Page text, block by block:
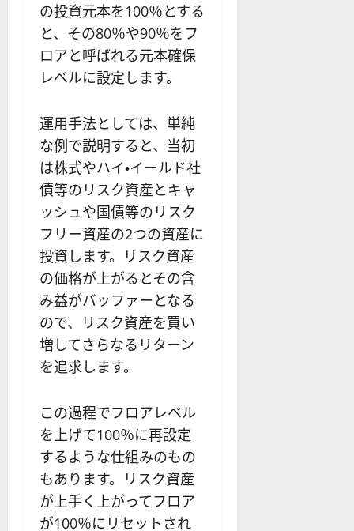
の投資元本を100％とする
と、その80％や90％をフ
ロアと呼ばれる元本確保
レベルに設定します。
運用手法としては、単純
な例で説明すると、当初
は株式やハイ・イールド社
債等のリスク資産とキャ
ッシュや国債等のリスク
フリー資産の2つの資産に
投資します。リスク資産
の価格が上がるとその含
み益がバッファーとなる
ので、リスク資産を買い
増してさらなるリターン
を追求します。
この過程でフロアレベル
を上げて100％に再設定
するような仕組みのもの
もあります。リスク資産
が上手く上がってフロア
が100％にリセットされ